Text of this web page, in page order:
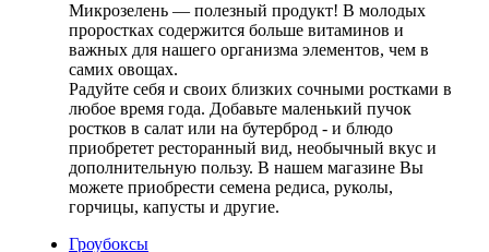
Микрозелень — полезный продукт! В молодых
проростках содержится больше витаминов и
важных для нашего организма элементов, чем в
самих овощах.
Радуйте себя и своих близких сочными ростками в
любое время года. Добавьте маленький пучок
ростков в салат или на бутерброд - и блюдо
приобретет ресторанный вид, необычный вкус и
дополнительную пользу. В нашем магазине Вы
можете приобрести семена редиса, руколы,
горчицы, капусты и другие.
Гроубоксы